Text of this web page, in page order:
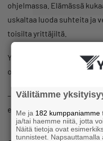
ohjelmassa. Elämässä
uskaltaa luoda suhteita ja
toisilta yrittäjiltä.
Ylilehto kertoo, että
on saanut uusia ajatuksia
– Olen tajunnut sen, että
eteenpäin, jos en uskalla
Välitämme
Me ja 182 kumppaniamme
ja/tai haemme niitä, jotta
Näitä tietoja ovat
tunnisteet. Napsauttamalla